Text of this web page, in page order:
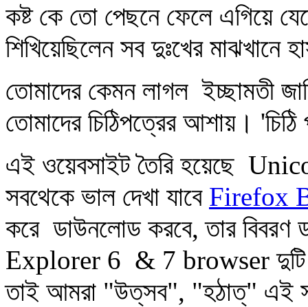
কষ্ট কে তো পেছনে ফেলে এগিয়ে
শিখিয়েছিলেন সব দুঃখের মাঝখানে
তোমাদের কেমন লাগল ইচ্ছামতী
তোমাদের চিঠিপত্রের আশায়।
এই ওয়েবসাইট তৈরি হয়েছে
সবথেকে ভাল দেখা যাবে Firefox
করে ডাউনলোড করবে, তার বিবরণ
Explorer 6 & 7 browser দুটি
তাই আমরা "উত্‌সব", "হঠাত্‌" এই